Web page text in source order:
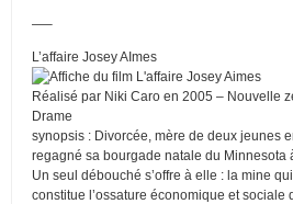
—–
L’affaire Josey AImes
Réalisé par Niki Caro en 2005 – Nouvelle
Drame
synopsis : Divorcée, mère de deux jeunes
regagné sa bourgade natale du Minnesota
Un seul débouché s’offre à elle : la mine
constitue l’ossature économique et sociale